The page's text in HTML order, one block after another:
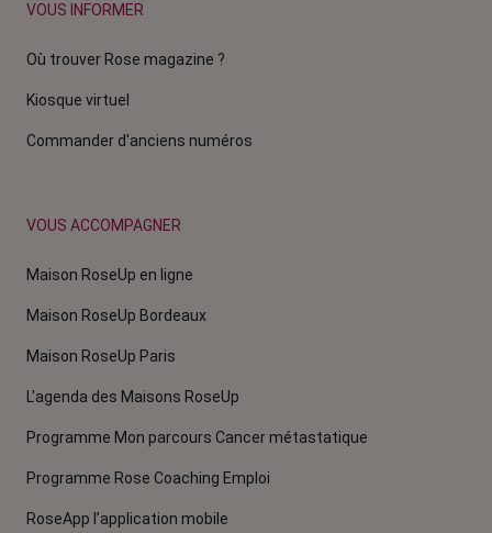
VOUS INFORMER
Où trouver Rose magazine ?
Kiosque virtuel
Commander d'anciens numéros
VOUS ACCOMPAGNER
Maison RoseUp en ligne
Maison RoseUp Bordeaux
Maison RoseUp Paris
L'agenda des Maisons RoseUp
Programme Mon parcours Cancer métastatique
Programme Rose Coaching Emploi
RoseApp l’application mobile